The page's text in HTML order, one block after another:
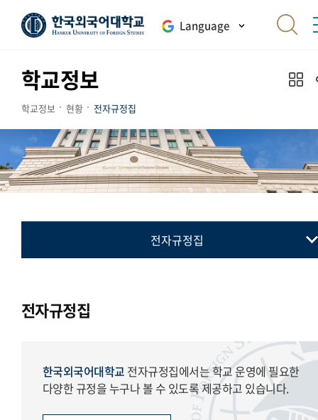
Language
학교정보
학교정보 현황 전자규정집
전자규정집
전자규정집
한국외국어대학교 전자규정집에서는 학교 운영에 필요한
다양한 규정을 누구나 볼 수 있도록 제공하고 있습니다.